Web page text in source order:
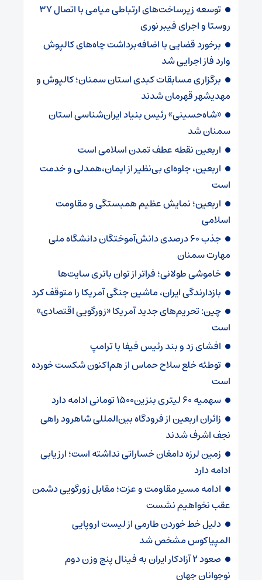
توسعه زیرساخت‌های ارتباطی میامی با اتصال ۳۷
روستا و اجرای فیبر نوری
برخورد قضایی با اضافه‌برداشت چاه‌های کالپوش
وارد فاز اجرایی شد
برگزاری مسابقات کبدی استان سمنان؛ کالپوش و
مهدیشهر قهرمان شدند
«شاه‌حسینی» رئیس بنیاد ایران‌شناسی استان
سمنان شد
اربعین نقطه عطف تمدن اسلامی است
اربعین، جلوه‌ای بی‌نظیر از ایمان،همدلی و خدمت
است
اربعین؛ نمایش عظیم همبستگی و مقاومت
اسلامی
جذب ۶۰ درصدی دانش‌آموختگان دانشگاه ملی
مهارت سمنان
خاموشی طولانی؛ فراتر از توان باتری سایت‌ها
بازدارندگی ایران، ماشین جنگی آمریکا را متوقف کرد
چین: تحریم‌های جدید آمریکا «زورگویی اقتصادی»
است
افشای زد و بند رئیس فیفا با ترامپ
توطئه خلع سلاح حماس از هم‌اکنون شکست خورده
است
سهمیه ۶۰ لیتری بنزین۱۵۰۰ تومانی ادامه دارد
زائران اربعین از فرودگاه بین‌المللی شاهرود راهی
نجف اشرف شدند
زمین لرزه دامغان خساراتی نداشته است؛ ارزیابی
ادامه دارد
ادامه مسیر مقاومت و عزت؛ مقابل زورگویی دشمن
عقب نخواهیم نشست
دلیل خط خوردن طارمی از لیست اروپایی
المپیاکوس مشخص شد
صعود ۲ آزادکار ایران به فینال پنج وزن دوم
نوجوانان جهان